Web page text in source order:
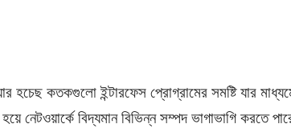
হচেছ কতকগুলো ইন্টারফেস প্রোগ্রামের সমষ্টি যার
নেটওয়ার্কে বিদ্যমান বিভিন্ন সম্পদ ভাগাভাগি করতে